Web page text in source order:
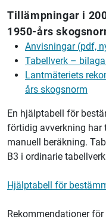
Tillämpningar i
1950-års
Anvisningar (pdf,
Tabellverk –
Lantmäteriets
års skogsnorm
En hjälptabell för
förtidig avverkning
manuell beräkning.
B3 i ordinarie
Hjälptabell för
Rekommendationer